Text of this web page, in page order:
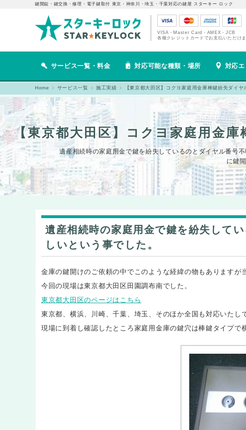
鍵開錠・鍵交換・修理・電子鍵取付 東京・神奈川・埼玉・千葉対応の鍵屋 スターキー ロック
VISA・Master Card・AMEX・JCB
各種クレジットカードでお支払いただけ
サービス一覧・料金 対応可能な種類・場所 対応エ
Home サービス一覧 施工実績 【東京都大田区】コクヨ家庭用金庫棒鍵紛失ダイ
【東京都大田区】コクヨ家庭用金
遺産相続時の家庭用金で鍵を紛失しているのとダイヤル番号
に鍵
遺産相続時の家庭用金で鍵を紛失して
しいという事でした。
金庫の鍵開けのご依頼の中でこのような経緯の物もありますが
今回の現場は東京都大田区田園調布南でした。
東京都大田区のページはこちら
東京都、横浜、川崎、千葉、埼玉、そのほか全国も対応いたし
現場に到着し確認したところ家庭用金庫の鍵穴は棒鍵タイプで